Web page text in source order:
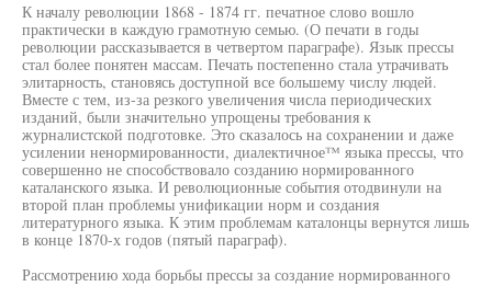
К началу революции 1868 - 1874 гг. печатное слово вошло
практически в каждую грамотную семью. (О печати в годы
революции рассказывается в четвертом параграфе). Язык прессы
стал более понятен массам. Печать постепенно стала утрачивать
элитарность, становясь доступной все большему числу людей.
Вместе с тем, из-за резкого увеличения числа периодических
изданий, были значительно упрощены требования к
журналистской подготовке. Это сказалось на сохранении и даже
усилении ненормированности, диалектичное™ языка прессы, что
совершенно не способствовало созданию нормированного
каталанского языка. И революционные события отодвинули на
второй план проблемы унификации норм и создания
литературного языка. К этим проблемам каталонцы вернутся лишь
в конце 1870-х годов (пятый параграф).
Рассмотрению хода борьбы прессы за создание нормированного